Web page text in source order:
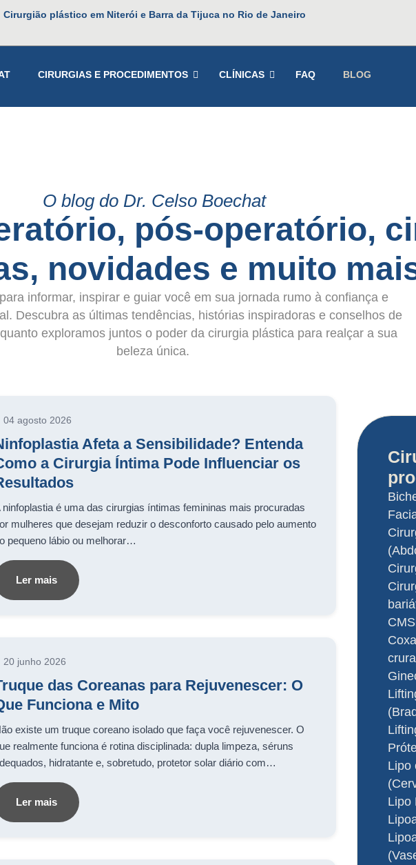
Cirurgião plástico em Niterói e Barra da Tijuca no Rio de Janeiro
CIRURGIAS E PROCEDIMENTOS CLÍNICAS FAQ BLOG
O blog do Dr. Celso Boechat
pós-operatório,
novidades e muito
informar, inspirar e guiar você em sua jornada rumo à confiança e
Descubra as últimas tendências, histórias inspiradoras e conselhos de
exploramos juntos o poder da cirurgia plástica para realçar a sua
beleza única.
04 agosto 2026
Afeta a Sensibilidade? Entenda
a Cirurgia Íntima Pode Influenciar os
ninfoplastia é uma das cirurgias íntimas femininas mais procuradas
mulheres que desejam reduzir o desconforto causado pelo aumento
pequeno lábio ou melhorar…
Ler mais
20 junho 2026
das Coreanas para Rejuvenescer: O
Funciona e Mito
existe um truque coreano isolado que faça você rejuvenescer. O
realmente funciona é rotina disciplinada: dupla limpeza, séruns
hidratante e, sobretudo, protetor solar diário com…
Ler mais
Lipo
Lipo